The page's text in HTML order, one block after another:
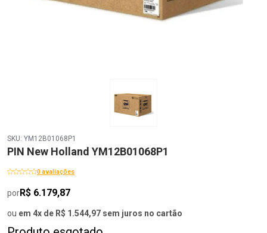
SKU: YM12B01068P1
PIN New Holland YM12B01068P1
0 avaliações
porR$ 6.179,87
ou em 4x de R$ 1.544,97 sem juros no cartão